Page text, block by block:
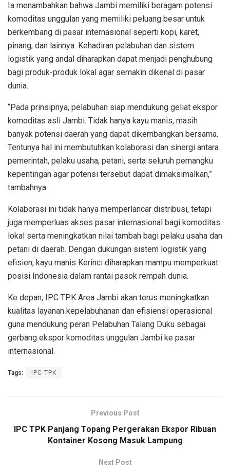
Ia menambahkan bahwa Jambi memiliki beragam potensi
komoditas unggulan yang memiliki peluang besar untuk
berkembang di pasar internasional seperti kopi, karet,
pinang, dan lainnya. Kehadiran pelabuhan dan sistem
logistik yang andal diharapkan dapat menjadi penghubung
bagi produk-produk lokal agar semakin dikenal di pasar
dunia.
“Pada prinsipnya, pelabuhan siap mendukung geliat ekspor
komoditas asli Jambi. Tidak hanya kayu manis, masih
banyak potensi daerah yang dapat dikembangkan bersama.
Tentunya hal ini membutuhkan kolaborasi dan sinergi antara
pemerintah, pelaku usaha, petani, serta seluruh pemangku
kepentingan agar potensi tersebut dapat dimaksimalkan,”
tambahnya.
Kolaborasi ini tidak hanya memperlancar distribusi, tetapi
juga memperluas akses pasar internasional bagi komoditas
lokal serta meningkatkan nilai tambah bagi pelaku usaha dan
petani di daerah. Dengan dukungan sistem logistik yang
efisien, kayu manis Kerinci diharapkan mampu memperkuat
posisi Indonesia dalam rantai pasok rempah dunia.
Ke depan, IPC TPK Area Jambi akan terus meningkatkan
kualitas layanan kepelabuhanan dan efisiensi operasional
guna mendukung peran Pelabuhan Talang Duku sebagai
gerbang ekspor komoditas unggulan Jambi ke pasar
internasional.
Tags: IPC TPK
Previous Post
IPC TPK Panjang Topang Pergerakan Ekspor Ribuan
Kontainer Kosong Masuk Lampung
Next Post